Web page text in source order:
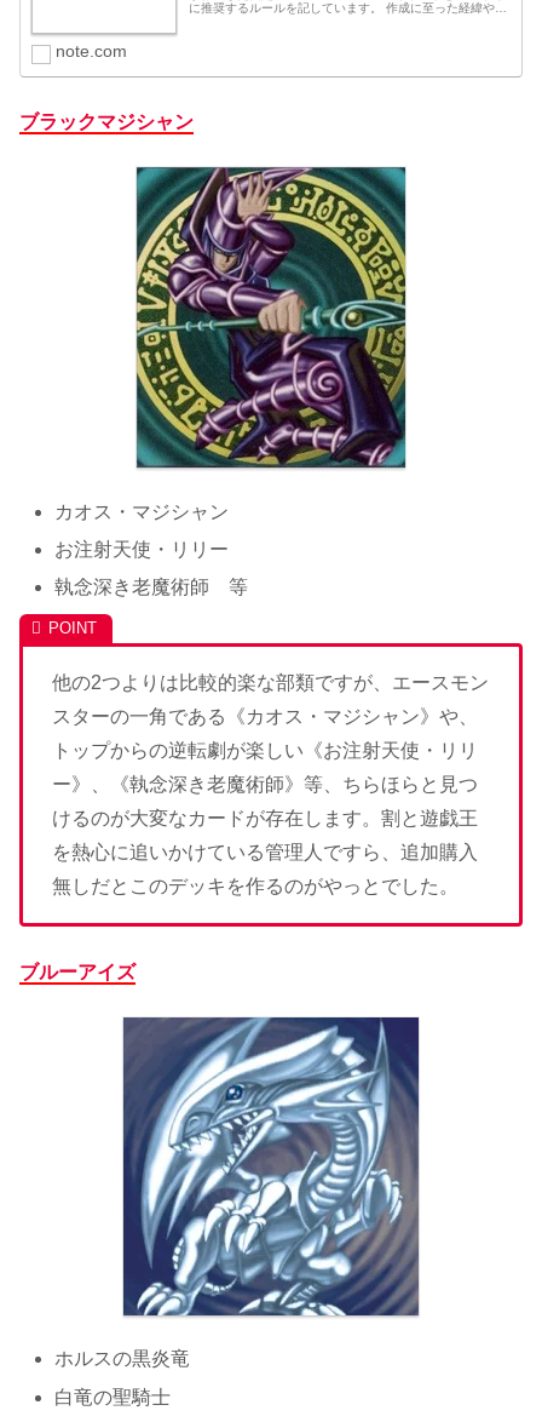
に推奨するルールを記しています。 作成に至った経緯やそ
note.com
ブラックマジシャン
カオス・マジシャン
お注射天使・リリー
執念深き老魔術師 等
他の2つよりは比較的楽な部類ですが、エースモン
スターの一角である《カオス・マジシャン》や、
トップからの逆転劇が楽しい《お注射天使・リリ
ー》、《執念深き老魔術師》等、ちらほらと見つ
けるのが大変なカードが存在します。割と遊戯王
を熱心に追いかけている管理人ですら、追加購入
無しだとこのデッキを作るのがやっとでした。
ブルーアイズ
ホルスの黒炎竜
白竜の聖騎士